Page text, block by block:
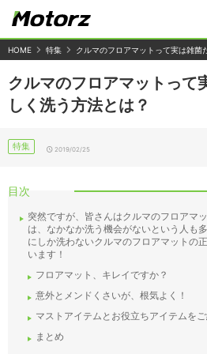
HOME 特集 クルマのフロアマットって実は雑菌
クルマのフロアマットって
しく洗う方法とは？
特集 2019/02/25
目次
突然ですが、皆さんはクルマのフロアマ
は、なかなか洗う機会がないという人も
にしか洗わないクルマのフロアマットの
います！
フロアマット、キレイですか？
意外とメンドくさいが、根気よく！
マストアイテムとお役立ちアイテムを
まとめ